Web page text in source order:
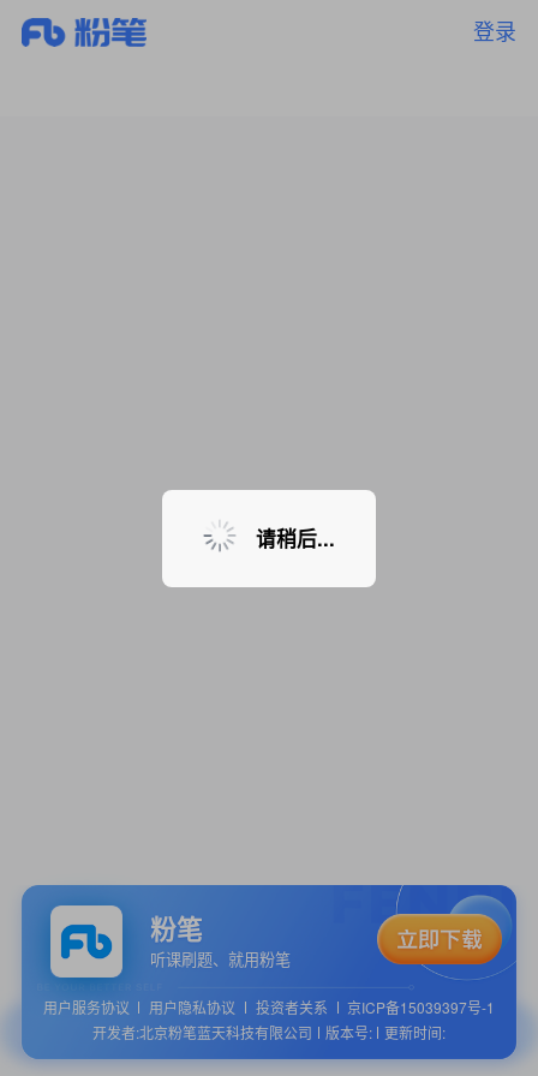
登录
暂无课程，敬请期待
粉笔
听课刷题、就用粉笔
用户服务协议 用户隐私协议 投资者关系
京ICP备15039397号-1
开发者:北京粉笔蓝天科技有限公司
版本号: 更新时间:
请稍后...